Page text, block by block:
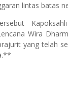
lintas batas
Wira
yang telah